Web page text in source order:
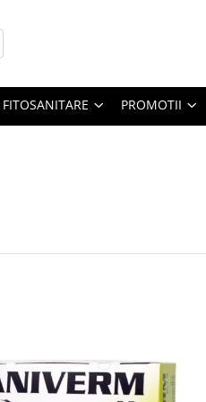
FITOSANITARE PROMOTII